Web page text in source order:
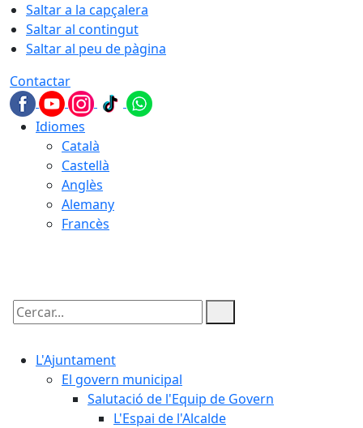
Saltar a la capçalera
Saltar al contingut
Saltar al peu de pàgina
Contactar
Idiomes
Català
Castellà
Anglès
Alemany
Francès
Cercar:
L'Ajuntament
El govern municipal
Salutació de l'Equip de Govern
L'Espai de l'Alcalde